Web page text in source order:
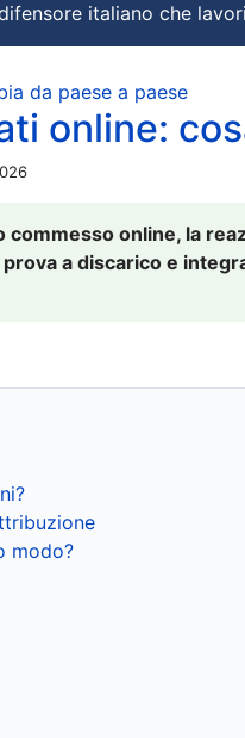
italiano che
da paese a paese
online:
online, la
a discarico e
modo?